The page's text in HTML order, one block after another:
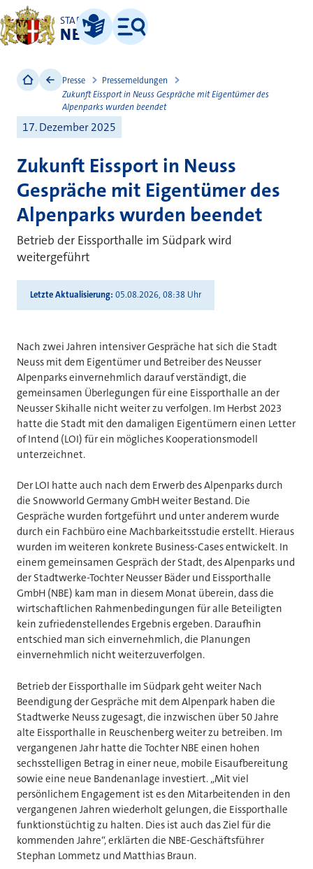
STADT
NEUSS
Leichte Sprache
Menü
Presse
Pressemeldungen
Zukunft Eissport in Neuss Gespräche mit Eigentümer des
Alpenparks wurden beendet
17. Dezember 2025
Zukunft Eissport in Neuss
Gespräche mit Eigentümer des
Alpenparks wurden beendet
Betrieb der Eissporthalle im Südpark wird
weitergeführt
Letzte Aktualisierung 05.08.2026, 08:38 Uhr
Nach zwei Jahren intensiver Gespräche hat sich die Stadt
Neuss mit dem Eigentümer und Betreiber des Neusser
Alpenparks einvernehmlich darauf verständigt, die
gemeinsamen Überlegungen für eine Eissporthalle an der
Neusser Skihalle nicht weiter zu verfolgen. Im Herbst 2023
hatte die Stadt mit den damaligen Eigentümern einen Letter
of Intend (LOI) für ein mögliches Kooperationsmodell
unterzeichnet.
Der LOI hatte auch nach dem Erwerb des Alpenparks durch
die Snowworld Germany GmbH weiter Bestand. Die
Gespräche wurden fortgeführt und unter anderem wurde
durch ein Fachbüro eine Machbarkeitsstudie erstellt. Hieraus
wurden im weiteren konkrete Business-Cases entwickelt. In
einem gemeinsamen Gespräch der Stadt, des Alpenparks und
der Stadtwerke-Tochter Neusser Bäder und Eissporthalle
GmbH (NBE) kam man in diesem Monat überein, dass die
wirtschaftlichen Rahmenbedingungen für alle Beteiligten
kein zufriedenstellendes Ergebnis ergeben. Daraufhin
entschied man sich einvernehmlich, die Planungen
einvernehmlich nicht weiterzuverfolgen.
Betrieb der Eissporthalle im Südpark geht weiter Nach
Beendigung der Gespräche mit dem Alpenpark haben die
Stadtwerke Neuss zugesagt, die inzwischen über 50 Jahre
alte Eissporthalle in Reuschenberg weiter zu betreiben. Im
vergangenen Jahr hatte die Tochter NBE einen hohen
sechsstelligen Betrag in einer neue, mobile Eisaufbereitung
sowie eine neue Bandenanlage investiert. „Mit viel
persönlichem Engagement ist es den Mitarbeitenden in den
vergangenen Jahren wiederholt gelungen, die Eissporthalle
funktionstüchtig zu halten. Dies ist auch das Ziel für die
kommenden Jahre“, erklärten die NBE-Geschäftsführer
Stephan Lommetz und Matthias Braun.